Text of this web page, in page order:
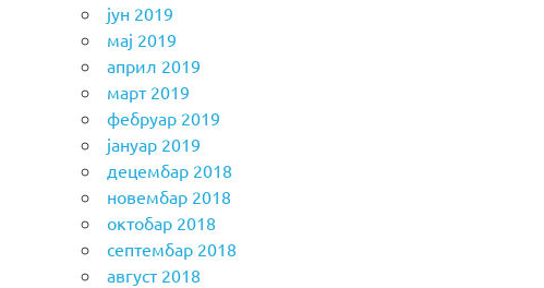
јун 2019
мај 2019
април 2019
март 2019
фебруар 2019
јануар 2019
децембар 2018
новембар 2018
октобар 2018
септембар 2018
август 2018